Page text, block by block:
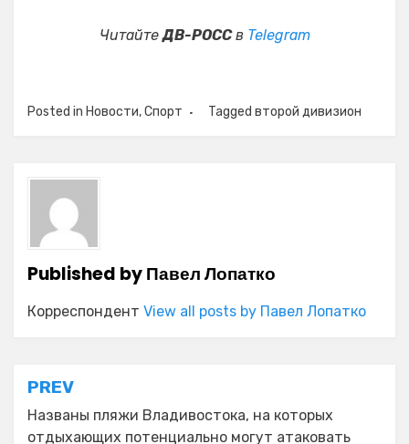
ЧитайтеДВ-РОССв Telegram
Posted in Новости,Спорт Tagged второй дивизион
Published byПавел Лопатко
Корреспондент View all posts by Павел Лопатко
Навигация
по
PREV
Названы пляжи Владивостока, на которых
отдыхающих потенциально могут атаковать